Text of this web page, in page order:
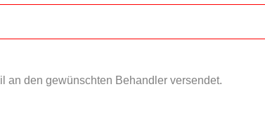
an den gewünschten Behandler versendet.